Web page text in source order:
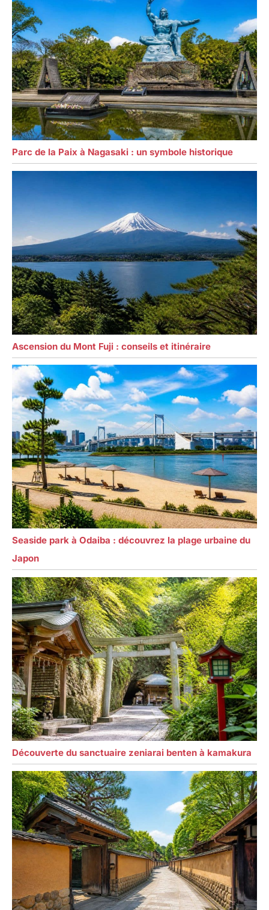
Parc de la Paix à Nagasaki : un symbole historique
Ascension du Mont Fuji : conseils et itinéraire
Seaside park à Odaiba : découvrez la plage urbaine du
Japon
Découverte du sanctuaire zeniarai benten à kamakura